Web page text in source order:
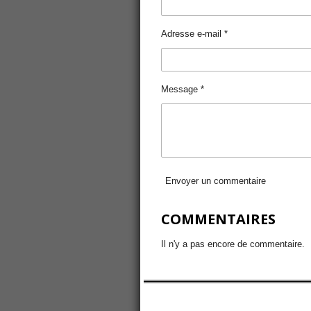
Adresse e-mail *
Message *
Envoyer un commentaire
COMMENTAIRES
Il n'y a pas encore de commentaire.